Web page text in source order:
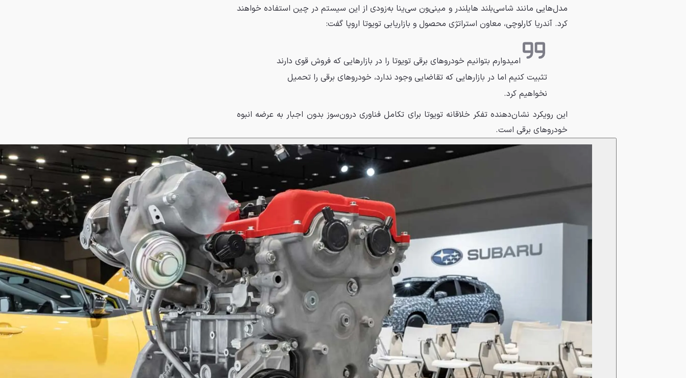
مدل‌هایی مانند شاسی‌بلند هایلندر و مینی‌ون سی‌ینا به‌زودی از این سیستم در چین استفاده خواهند
کرد. آندریا کارلوچی، معاون استراتژی محصول و بازاریابی تویوتا اروپا گفت:
امیدوارم بتوانیم خودروهای برقی تویوتا را در بازارهایی که فروش قوی دارند
تثبیت کنیم اما در بازارهایی که تقاضایی وجود ندارد، خودروهای برقی را تحمیل
نخواهیم کرد.
این رویکرد نشان‌دهنده تفکر خلاقانه تویوتا برای تکامل فناوری درون‌سوز بدون اجبار به عرضه انبوه
خودروهای برقی است.